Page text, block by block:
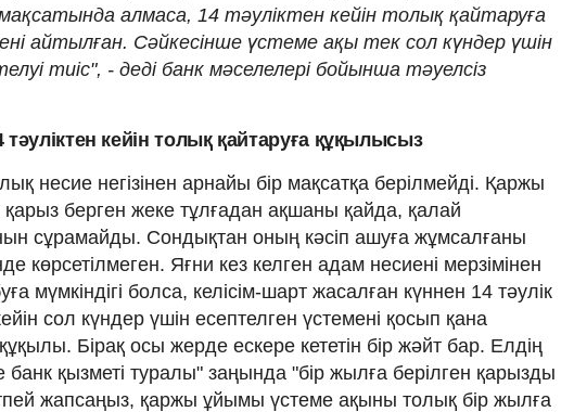
алмаса, 14 тәуліктен кейін толық қайтаруға
айтылған. Сәйкесінше үстеме ақы тек сол күндер үшін
тиіс", - деді банк мәселелері бойынша тәуелсіз
тәуліктен кейін толық қайтаруға құқылысыз
несие негізінен арнайы бір мақсатқа берілмейді. Қаржы
берген жеке тұлғадан ақшаны қайда, қалай
сұрамайды. Сондықтан оның кәсіп ашуға жұмсалғаны
көрсетілмеген. Яғни кез келген адам несиені мерзімінен
мүмкіндігі болса, келісім-шарт жасалған күннен 14 тәулік
сол күндер үшін есептелген үстемені қосып қана
Бірақ осы жерде ескере кететін бір жәйт бар. Елдің
банк қызметі туралы" заңында "бір жылға берілген қарызды
жапсаңыз, қаржы ұйымы үстеме ақыны толық бір жылға